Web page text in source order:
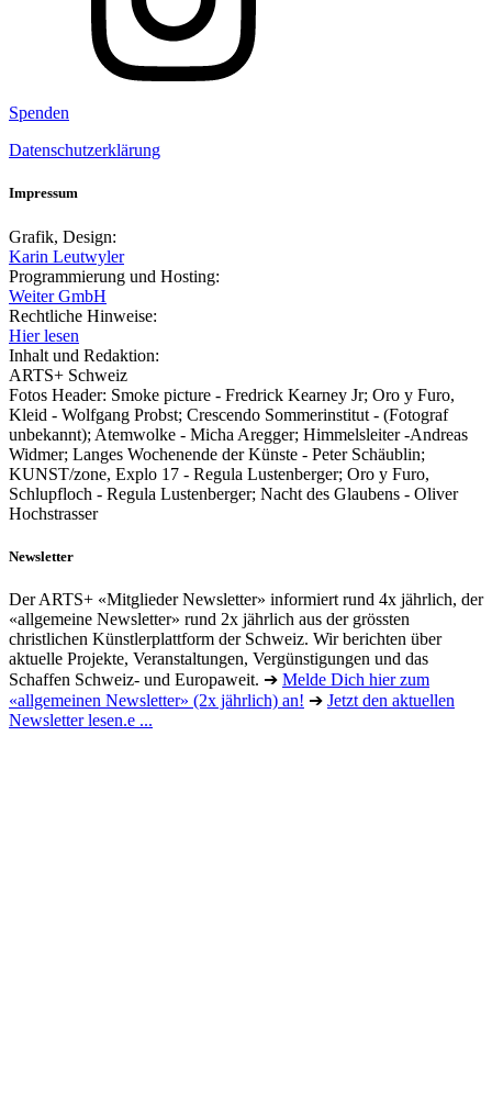
Spenden
Datenschutzerklärung
Impressum
Grafik, Design:
Karin Leutwyler
Programmierung und Hosting:
Weiter GmbH
Rechtliche Hinweise:
Hier lesen
Inhalt und Redaktion:
ARTS+ Schweiz
Fotos Header: Smoke picture - Fredrick Kearney Jr; Oro y Furo,
Kleid - Wolfgang Probst; Crescendo Sommerinstitut - (Fotograf
unbekannt); Atemwolke - Micha Aregger; Himmelsleiter -Andreas
Widmer; Langes Wochenende der Künste - Peter Schäublin;
KUNST/zone, Explo 17 - Regula Lustenberger; Oro y Furo,
Schlupfloch - Regula Lustenberger; Nacht des Glaubens - Oliver
Hochstrasser
Newsletter
Der ARTS+ «Mitglieder Newsletter» informiert rund 4x jährlich, der
«allgemeine Newsletter» rund 2x jährlich aus der grössten
christlichen Künstlerplattform der Schweiz. Wir berichten über
aktuelle Projekte, Veranstaltungen, Vergünstigungen und das
Schaffen Schweiz- und Europaweit. ➔ Melde Dich hier zum
«allgemeinen Newsletter» (2x jährlich) an! ➔ Jetzt den aktuellen
Newsletter lesen.e ...